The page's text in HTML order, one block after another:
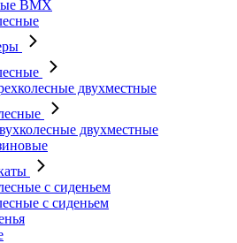
BMX
двухместные
двухместные
с сиденьем
с сиденьем